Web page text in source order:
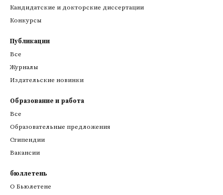
Кандидатские и докторские диссертации
Конкурсы
Публикации
Все
Журналы
Издательские новинки
Образование и работа
Все
Образовательные предложения
Стипендии
Вакансии
бюллетень
О Бьюлетене